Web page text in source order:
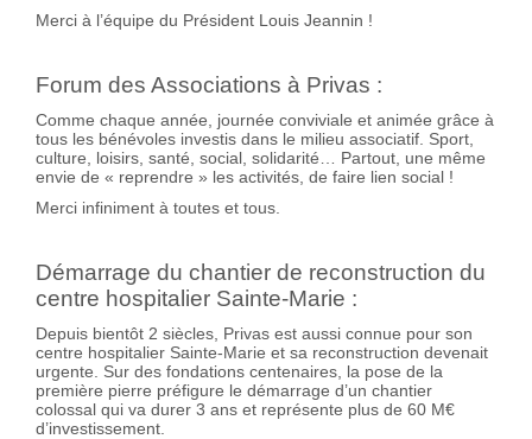
Merci à l’équipe du Président Louis Jeannin !
Forum des Associations à Privas :
Comme chaque année, journée conviviale et animée grâce à
tous les bénévoles investis dans le milieu associatif. Sport,
culture, loisirs, santé, social, solidarité… Partout, une même
envie de « reprendre » les activités, de faire lien social !
Merci infiniment à toutes et tous.
Démarrage du chantier de reconstruction du
centre hospitalier Sainte-Marie :
Depuis bientôt 2 siècles, Privas est aussi connue pour son
centre hospitalier Sainte-Marie et sa reconstruction devenait
urgente. Sur des fondations centenaires, la pose de la
première pierre préfigure le démarrage d’un chantier
colossal qui va durer 3 ans et représente plus de 60 M€
d’investissement.